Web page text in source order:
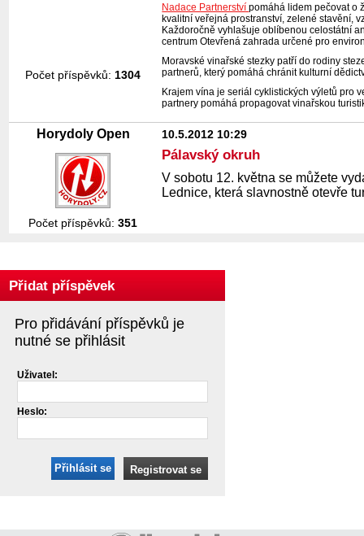
Nadace Partnerstvípomáhá lidem pečovat o
kvalitní veřejná prostranství, zelené stavění,
Každoročně vyhlašuje oblíbenou celostátní
centrum Otevřená zahrada určené pro
Moravské vinařské stezky patří do rodiny
partnerů, který pomáhá chránit kulturní
Krajem vína je seriál cyklistických výletů pro
partnery pomáhá propagovat vinařskou
Počet příspěvků: 1304
Horydoly Open 10.5.2012 10:29
Pálavský okruh
V sobotu 12. května se můžete
Lednice, která slavnostně otevře
Počet příspěvků: 351
Přidat příspěvek
Pro přidávání příspěvků je
nutné se přihlásit
Uživatel:
Heslo:
Přihlásit se Registrovat se